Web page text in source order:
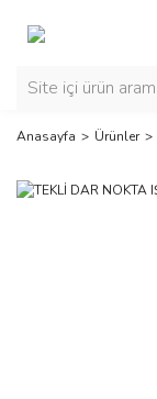
Anasayfa Ürünler